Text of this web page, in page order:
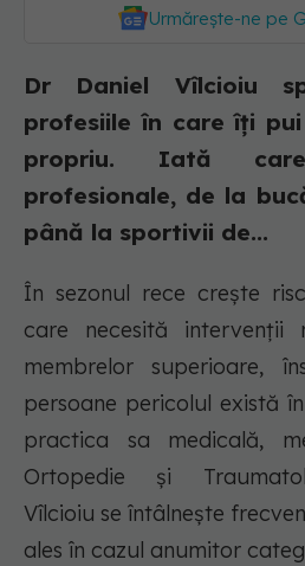
Urmărește-ne pe
Dr Daniel Vîlcioiu
profesiile în care îți
propriu. Iată
profesionale, de la
până la sportivii de...
În sezonul rece crește
care necesită intervenții
membrelor superioare,
persoane pericolul există
practica sa medicală,
Ortopedie și
Vîlcioiu se întâlnește
ales în cazul anumitor